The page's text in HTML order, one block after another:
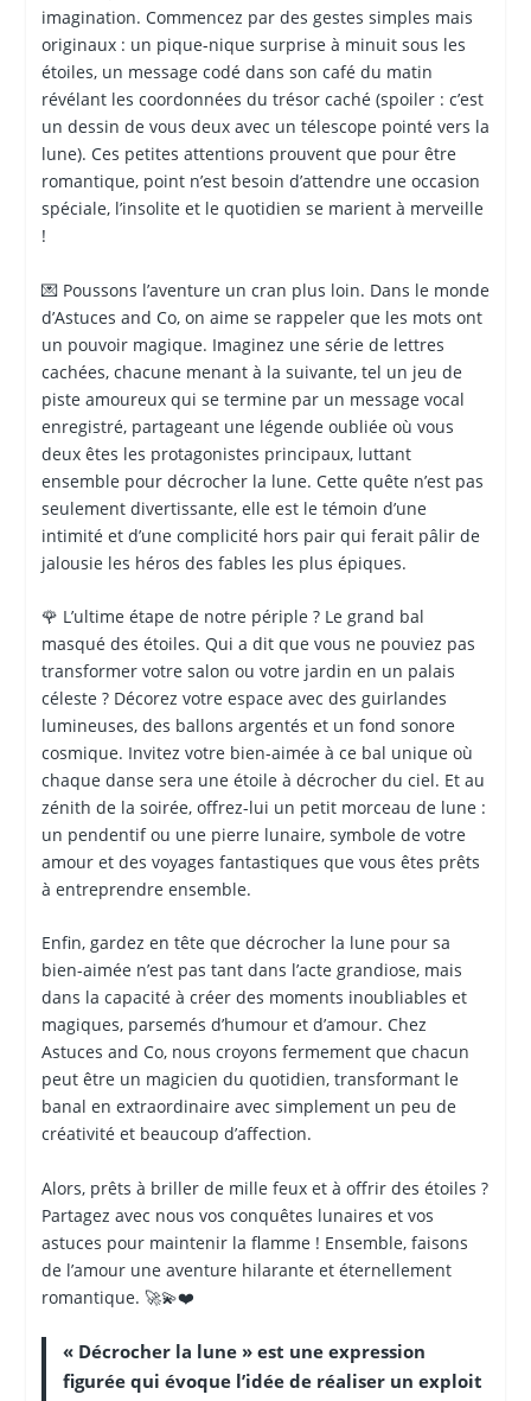
imagination. Commencez par des gestes simples mais
originaux : un pique-nique surprise à minuit sous les
étoiles, un message codé dans son café du matin
révélant les coordonnées du trésor caché (spoiler : c’est
un dessin de vous deux avec un télescope pointé vers la
lune). Ces petites attentions prouvent que pour être
romantique, point n’est besoin d’attendre une occasion
spéciale, l’insolite et le quotidien se marient à merveille
!
💌 Poussons l’aventure un cran plus loin. Dans le monde
d’Astuces and Co, on aime se rappeler que les mots ont
un pouvoir magique. Imaginez une série de lettres
cachées, chacune menant à la suivante, tel un jeu de
piste amoureux qui se termine par un message vocal
enregistré, partageant une légende oubliée où vous
deux êtes les protagonistes principaux, luttant
ensemble pour décrocher la lune. Cette quête n’est pas
seulement divertissante, elle est le témoin d’une
intimité et d’une complicité hors pair qui ferait pâlir de
jalousie les héros des fables les plus épiques.
🌹 L’ultime étape de notre périple ? Le grand bal
masqué des étoiles. Qui a dit que vous ne pouviez pas
transformer votre salon ou votre jardin en un palais
céleste ? Décorez votre espace avec des guirlandes
lumineuses, des ballons argentés et un fond sonore
cosmique. Invitez votre bien-aimée à ce bal unique où
chaque danse sera une étoile à décrocher du ciel. Et au
zénith de la soirée, offrez-lui un petit morceau de lune :
un pendentif ou une pierre lunaire, symbole de votre
amour et des voyages fantastiques que vous êtes prêts
à entreprendre ensemble.
Enfin, gardez en tête que décrocher la lune pour sa
bien-aimée n’est pas tant dans l’acte grandiose, mais
dans la capacité à créer des moments inoubliables et
magiques, parsemés d’humour et d’amour. Chez
Astuces and Co, nous croyons fermement que chacun
peut être un magicien du quotidien, transformant le
banal en extraordinaire avec simplement un peu de
créativité et beaucoup d’affection.
Alors, prêts à briller de mille feux et à offrir des étoiles ?
Partagez avec nous vos conquêtes lunaires et vos
astuces pour maintenir la flamme ! Ensemble, faisons
de l’amour une aventure hilarante et éternellement
romantique. 🚀💫❤️
« Décrocher la lune » est une expression
figurée qui évoque l’idée de réaliser un exploit